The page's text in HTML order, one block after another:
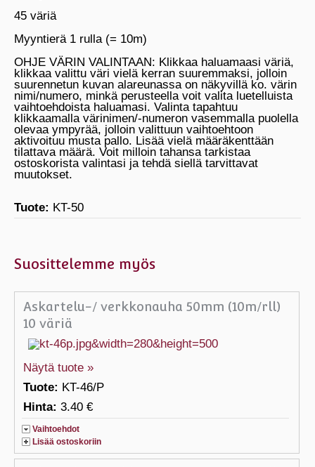
45 väriä
Myyntierä 1 rulla (= 10m)
OHJE VÄRIN VALINTAAN: Klikkaa haluamaasi väriä,
klikkaa valittu väri vielä kerran suuremmaksi, jolloin
suurennetun kuvan alareunassa on näkyvillä ko. värin
nimi/numero, minkä perusteella voit valita luetelluista
vaihtoehdoista haluamasi. Valinta tapahtuu
klikkaamalla värinimen/-numeron vasemmalla puolella
olevaa ympyrää, jolloin valittuun vaihtoehtoon
aktivoituu musta pallo. Lisää vielä määräkenttään
tilattava määrä. Voit milloin tahansa tarkistaa
ostoskorista valintasi ja tehdä siellä tarvittavat
muutokset.
Tuote: KT-50
Suosittelemme myös
Askartelu-/ verkkonauha 50mm (10m/rll)
10 väriä
Näytä tuote »
Tuote: KT-46/P
Hinta: 3.40 €
Vaihtoehdot
Lisää ostoskoriin